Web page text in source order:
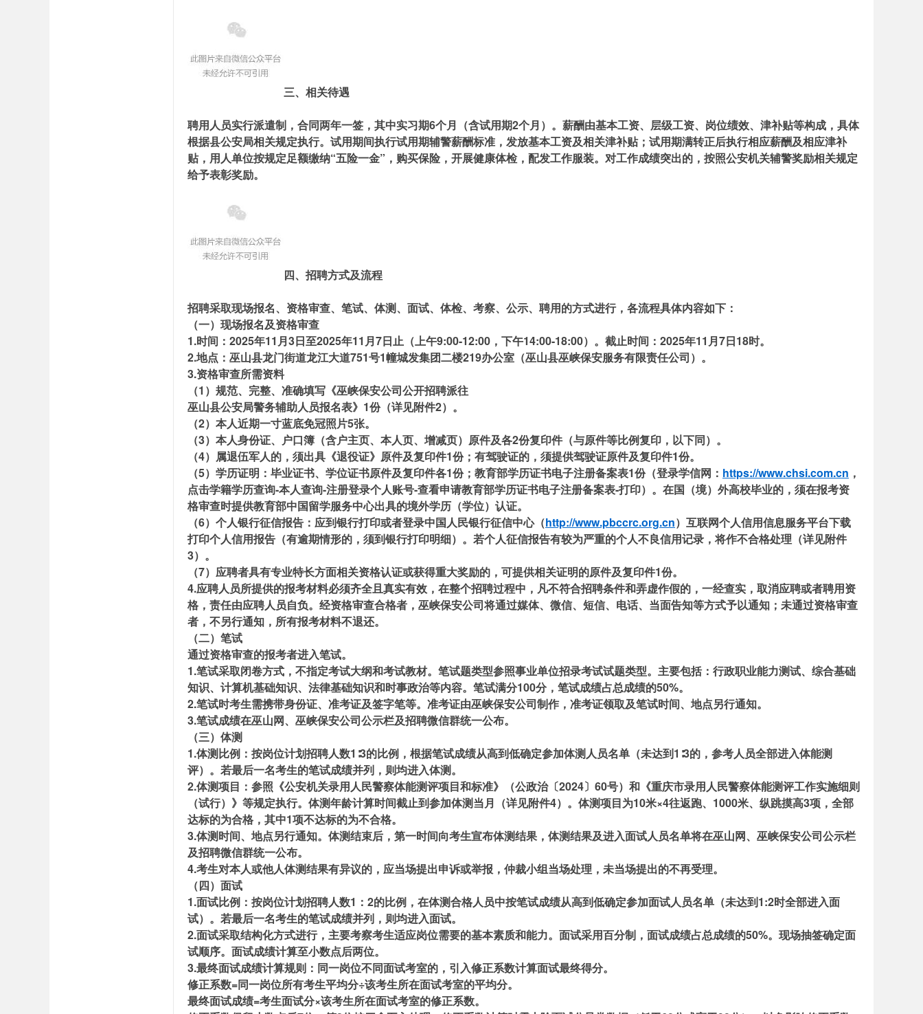
三、相关待遇
聘用人员实行派遣制，合同两年一签，其中实习期6个月（含试用期2个月）。薪酬由基本工资、层级工资、岗位绩效、津补贴等构成，具体
根据县公安局相关规定执行。试用期间执行试用期辅警薪酬标准，发放基本工资及相关津补贴；试用期满转正后执行相应薪酬及相应津补
贴，用人单位按规定足额缴纳“五险一金”，购买保险，开展健康体检，配发工作服装。对工作成绩突出的，按照公安机关辅警奖励相关规定
给予表彰奖励。
四、招聘方式及流程
招聘采取现场报名、资格审查、笔试、体测、面试、体检、考察、公示、聘用的方式进行，各流程具体内容如下：
（一）现场报名及资格审查
1.时间：2025年11月3日至2025年11月7日止（上午9:00-12:00，下午14:00-18:00）。截止时间：2025年11月7日18时。
2.地点：巫山县龙门街道龙江大道751号1幢城发集团二楼219办公室（巫山县巫峡保安服务有限责任公司）。
3.资格审查所需资料
（1）规范、完整、准确填写《巫峡保安公司公开招聘派往
巫山县公安局警务辅助人员报名表》1份（详见附件2）。
（2）本人近期一寸蓝底免冠照片5张。
（3）本人身份证、户口簿（含户主页、本人页、增减页）原件及各2份复印件（与原件等比例复印，以下同）。
（4）属退伍军人的，须出具《退役证》原件及复印件1份；有驾驶证的，须提供驾驶证原件及复印件1份。
（5）学历证明：毕业证书、学位证书原件及复印件各1份；教育部学历证书电子注册备案表1份（登录学信网： https://www.chsi.com.cn ，
点击学籍学历查询-本人查询-注册登录个人账号-查看申请教育部学历证书电子注册备案表-打印）。在国（境）外高校毕业的，须在报考资
格审查时提供教育部中国留学服务中心出具的境外学历（学位）认证。
（6）个人银行征信报告：应到银行打印或者登录中国人民银行征信中心（http://www.pbccrc.org.cn）互联网个人信用信息服务平台下载
打印个人信用报告（有逾期情形的，须到银行打印明细）。若个人征信报告有较为严重的个人不良信用记录，将作不合格处理（详见附件
3）。
（7）应聘者具有专业特长方面相关资格认证或获得重大奖励的，可提供相关证明的原件及复印件1份。
4.应聘人员所提供的报考材料必须齐全且真实有效，在整个招聘过程中，凡不符合招聘条件和弄虚作假的，一经查实，取消应聘或者聘用资
格，责任由应聘人员自负。经资格审查合格者，巫峡保安公司将通过媒体、微信、短信、电话、当面告知等方式予以通知；未通过资格审查
者，不另行通知，所有报考材料不退还。
（二）笔试
通过资格审查的报考者进入笔试。
1.笔试采取闭卷方式，不指定考试大纲和考试教材。笔试题类型参照事业单位招录考试试题类型。主要包括：行政职业能力测试、综合基础
知识、计算机基础知识、法律基础知识和时事政治等内容。笔试满分100分，笔试成绩占总成绩的50%。
2.笔试时考生需携带身份证、准考证及签字笔等。准考证由巫峡保安公司制作，准考证领取及笔试时间、地点另行通知。
3.笔试成绩在巫山网、巫峡保安公司公示栏及招聘微信群统一公布。
（三）体测
1.体测比例：按岗位计划招聘人数1∶3的比例，根据笔试成绩从高到低确定参加体测人员名单（未达到1∶3的，参考人员全部进入体能测
评）。若最后一名考生的笔试成绩并列，则均进入体测。
2.体测项目：参照《公安机关录用人民警察体能测评项目和标准》（公政治〔2024〕60号）和《重庆市录用人民警察体能测评工作实施细则
（试行）》等规定执行。体测年龄计算时间截止到参加体测当月（详见附件4）。体测项目为10米×4往返跑、1000米、纵跳摸高3项，全部
达标的为合格，其中1项不达标的为不合格。
3.体测时间、地点另行通知。体测结束后，第一时间向考生宣布体测结果，体测结果及进入面试人员名单将在巫山网、巫峡保安公司公示栏
及招聘微信群统一公布。
4.考生对本人或他人体测结果有异议的，应当场提出申诉或举报，仲裁小组当场处理，未当场提出的不再受理。
（四）面试
1.面试比例：按岗位计划招聘人数1：2的比例，在体测合格人员中按笔试成绩从高到低确定参加面试人员名单（未达到1:2时全部进入面
试）。若最后一名考生的笔试成绩并列，则均进入面试。
2.面试采取结构化方式进行，主要考察考生适应岗位需要的基本素质和能力。面试采用百分制，面试成绩占总成绩的50%。现场抽签确定面
试顺序。面试成绩计算至小数点后两位。
3.最终面试成绩计算规则：同一岗位不同面试考室的，引入修正系数计算面试最终得分。
修正系数=同一岗位所有考生平均分÷该考生所在面试考室的平均分。
最终面试成绩=考生面试分×该考生所在面试考室的修正系数。